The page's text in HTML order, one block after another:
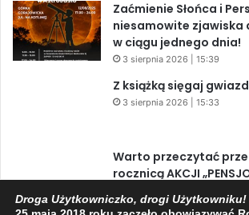
Zaćmienie Słońca i
niesamowite zjawiska
w ciągu jednego dnia!
3 sierpnia 2026 | 15:39
Z książką sięgaj
3 sierpnia 2026 | 15:33
Warto przeczytać
rocznicą AKCJI
Droga Użytkowniczko, drogi Użytkowniku!